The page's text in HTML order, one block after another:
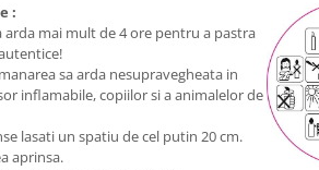
:
arda mai mult de 4 ore pentru a pastra
sa arda nesupravegheata in
inflamabile, copiilor si a animalelor de
lasati un spatiu de cel putin 20 cm.
aprinsa.